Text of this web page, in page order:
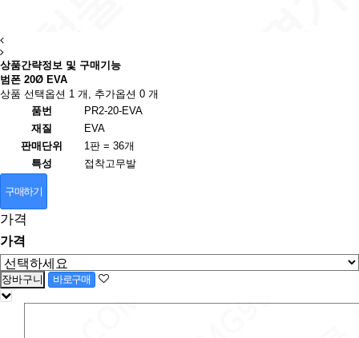
상품간략정보 및 구매기능
범폰 20Ø EVA
상품 선택옵션 1 개, 추가옵션 0 개
품번
PR2-20-EVA
재질
EVA
판매단위
1판 = 36개
특성
접착고무발
구매하기
가격
가격